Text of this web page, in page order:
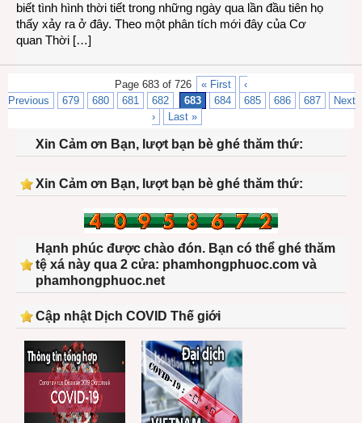
biết tình hình thời tiết trong những ngày qua lần đầu tiên họ
thấy xảy ra ở đây. Theo một phân tích mới đây của Cơ
quan Thời […]
Page 683 of 726 « First
‹
Previous
679 680 681 682 683 684 685 686 687
Next
›
Last »
Xin Cảm ơn Bạn, lượt bạn bè ghé thăm thứ:
Xin Cảm ơn Bạn, lượt bạn bè ghé thăm thứ:
Hạnh phúc được chào đón. Bạn có thể ghé thăm
tệ xá này qua 2 cửa: phamhongphuoc.com và
phamhongphuoc.net
Cập nhật Dịch COVID Thế giới